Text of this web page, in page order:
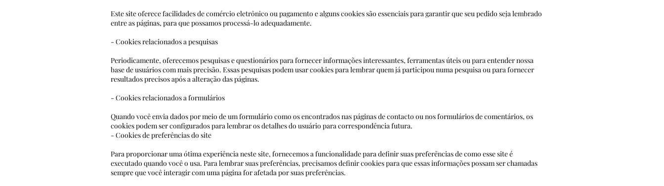
Este site oferece facilidades de comércio eletrônico ou pagamento e alguns cookies são essenciais para garantir que seu pedido seja lembrado
entre as páginas, para que possamos processá-lo adequadamente.
- Cookies relacionados a pesquisas
Periodicamente, oferecemos pesquisas e questionários para fornecer informações interessantes, ferramentas úteis ou para entender nossa
base de usuários com mais precisão. Essas pesquisas podem usar cookies para lembrar quem já participou numa pesquisa ou para fornecer
resultados precisos após a alteração das páginas.
- Cookies relacionados a formulários
Quando você envia dados por meio de um formulário como os encontrados nas páginas de contacto ou nos formulários de comentários, os
cookies podem ser configurados para lembrar os detalhes do usuário para correspondência futura.
- Cookies de preferências do site
Para proporcionar uma ótima experiência neste site, fornecemos a funcionalidade para definir suas preferências de como esse site é
executado quando você o usa. Para lembrar suas preferências, precisamos definir cookies para que essas informações possam ser chamadas
sempre que você interagir com uma página for afetada por suas preferências.